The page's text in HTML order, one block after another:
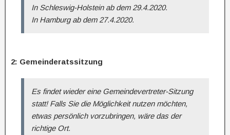
In Schleswig-Holstein ab dem 29.4.2020.
In Hamburg ab dem 27.4.2020.
2: Gemeinderatssitzung
Es findet wieder eine Gemeindevertreter-Sitzung
statt! Falls Sie die Möglichkeit nutzen möchten,
etwas persönlich vorzubringen, wäre das der
richtige Ort.